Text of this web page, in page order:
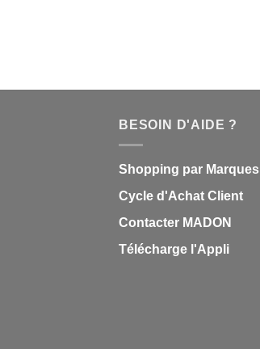
BESOIN D'AIDE ?
Shopping par Marques
Cycle d'Achat Client
Contacter MADON
Télécharge l'Appli